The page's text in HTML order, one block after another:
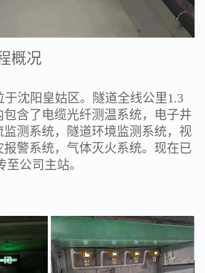
概况
于沈阳皇姑区。隧道全线公里1.3
含了电缆光纤测温系统，电子井
监测系统，隧道环境监测系统，视
警系统，气体灭火系统。现在已
公司主站。